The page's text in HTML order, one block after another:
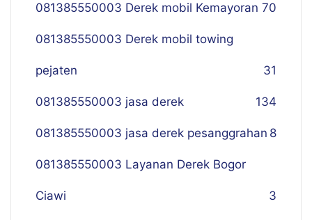
081385550003 Derek mobil Kemayoran 70
081385550003 Derek mobil towing
pejaten 31
081385550003 jasa derek 134
081385550003 jasa derek pesanggrahan 8
081385550003 Layanan Derek Bogor
Ciawi 3